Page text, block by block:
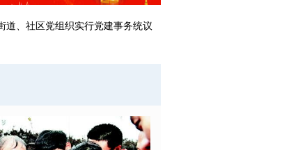
道、社区党组织实行党建事务统议